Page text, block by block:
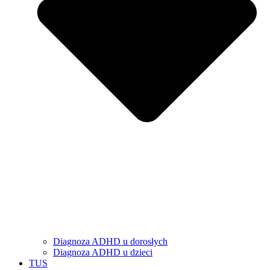
Diagnoza ADHD u dorosłych
Diagnoza ADHD u dzieci
TUS